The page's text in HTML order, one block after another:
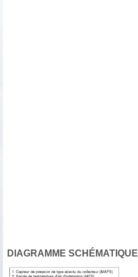
DIAGRAMME SCHÉMATIQUE